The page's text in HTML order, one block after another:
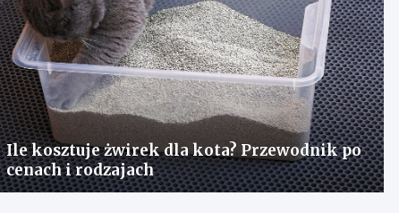
Ile kosztuje żwirek dla kota? Przewodnik po
cenach i rodzajach